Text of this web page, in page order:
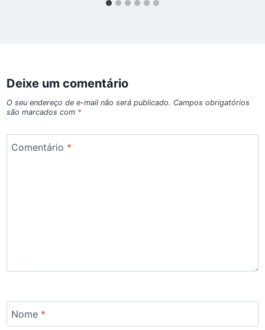
Deixe um comentário
O seu endereço de e-mail não será publicado. Campos obrigatórios
são marcados com *
Comentário *
Nome *